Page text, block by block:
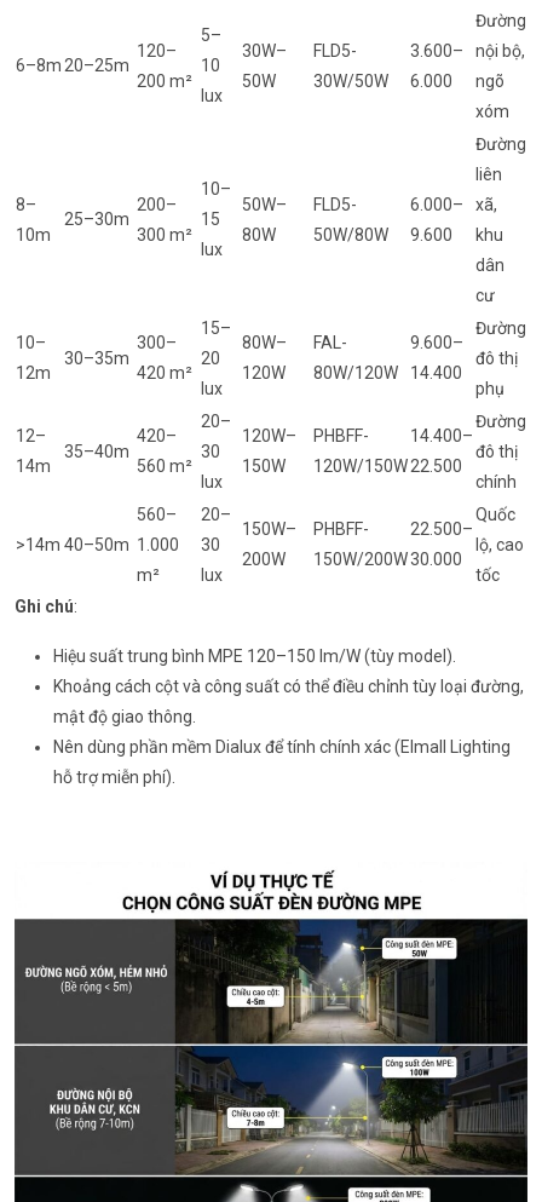
6–8m 20–25m
120–
200 m²
5–
10
lux
30W–
50W
FLD5-
30W/50W
3.600–
6.000
Đường
nội bộ,
ngõ
xóm
8–
10m
25–30m
200–
300 m²
10–
15
lux
50W–
80W
FLD5-
50W/80W
6.000–
9.600
Đường
liên
xã,
khu
dân
cư
10–
12m
30–35m
300–
420 m²
15–
20
lux
80W–
120W
FAL-
80W/120W
9.600–
14.400
Đường
đô thị
phụ
12–
14m
35–40m
420–
560 m²
20–
30
lux
120W–
150W
PHBFF-
120W/150W
14.400–
22.500
Đường
đô thị
chính
>14m 40–50m
560–
1.000
m²
20–
30
lux
150W–
200W
PHBFF-
150W/200W
22.500–
30.000
Quốc
lộ, cao
tốc
Ghi chú:
Hiệu suất trung bình MPE 120–150 lm/W (tùy model).
Khoảng cách cột và công suất có thể điều chỉnh tùy loại đường,
mật độ giao thông.
Nên dùng phần mềm Dialux để tính chính xác (Elmall Lighting
hỗ trợ miễn phí).